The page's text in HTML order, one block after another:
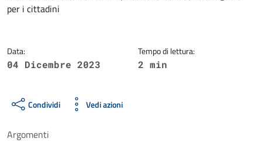
per i cittadini
Data:
04 Dicembre 2023
Tempo di lettura:
2 min
Condividi Vedi azioni
Argomenti